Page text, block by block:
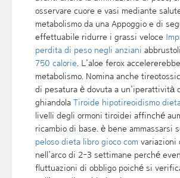
osservare cuore e vasi mediante
metabolismo da una Appoggio e di
effettuabile ridurre i grassi veloce
perdita di peso negli anziani
750 calorie. L’aloe ferox
metabolismo. Nomina anche
di pesatura è dovuta a un’iperattività
ghiandola Tiroide hipotireoidismo
livelli degli ormoni tiroidei affinché
ricambio di base. è bene ammassarsi
peloso dieta libro gioco com variazioni
nell’arco di 2-3 settimane perché
fluttuazioni di obbligo poiché si